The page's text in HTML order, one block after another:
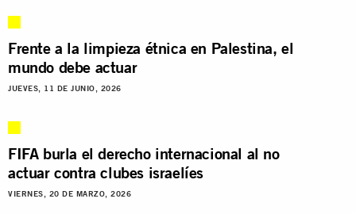
Frente a la limpieza étnica en Palestina, el
mundo debe actuar
JUEVES, 11 DE JUNIO, 2026
FIFA burla el derecho internacional al no
actuar contra clubes israelíes
VIERNES, 20 DE MARZO, 2026